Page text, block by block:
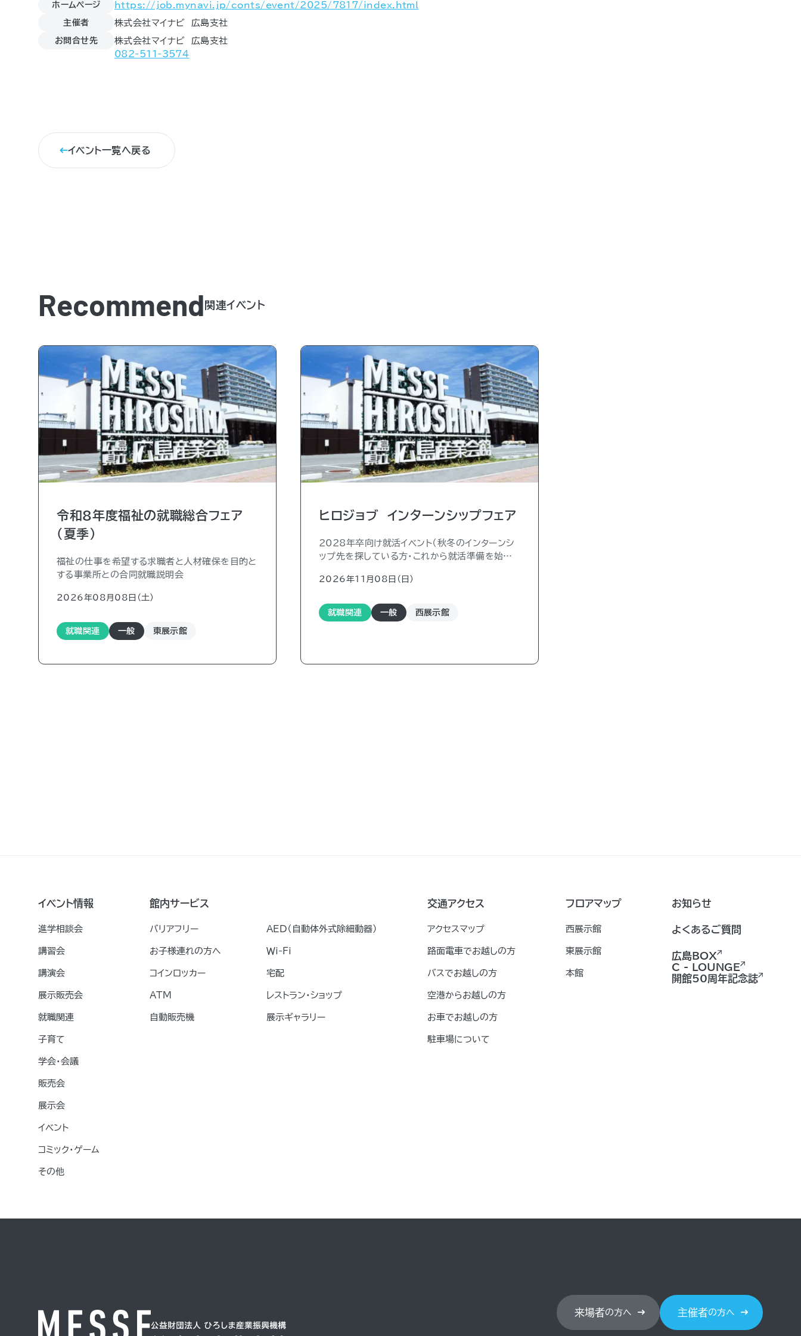
ホームページ https://job.mynavi.jp/conts/event/2025/7817/index.html
主催者 株式会社マイナビ 広島支社
お問合せ先
株式会社マイナビ 広島支社
082-511-3574
イベント一覧へ戻る
Recommend 関連イベント
令和8年度福祉の就職総合フェア
（夏季）
福祉の仕事を希望する求職者と人材確保を目的と
する事業所との合同就職説明会
2026年08月08日（土)
就職関連 一般 東展示館
ヒロジョブ インターンシップフェア
2028年卒向け就活イベント（秋冬のインターンシ
ップ先を探している方・これから就活準備を始め
2026年11月08日（日)
就職関連 一般 西展示館
イベント情報
進学相談会
講習会
講演会
展示販売会
就職関連
子育て
学会・会議
販売会
展示会
イベント
コミック・ゲーム
その他
館内サービス
バリアフリー
お子様連れの方へ
コインロッカー
ATM
自動販売機
AED（自動体外式除細動器）
Ｗｉ-Ｆｉ
宅配
レストラン・ショップ
展示ギャラリー
交通アクセス
アクセスマップ
路面電車でお越しの方
バスでお越しの方
空港からお越しの方
お車でお越しの方
駐車場について
フロアマップ
西展示館
東展示館
本館
お知らせ
よくあるご質問
広島BOX
C - LOUNGE
開館50周年記念誌
来場者の方へ 主催者の方へ